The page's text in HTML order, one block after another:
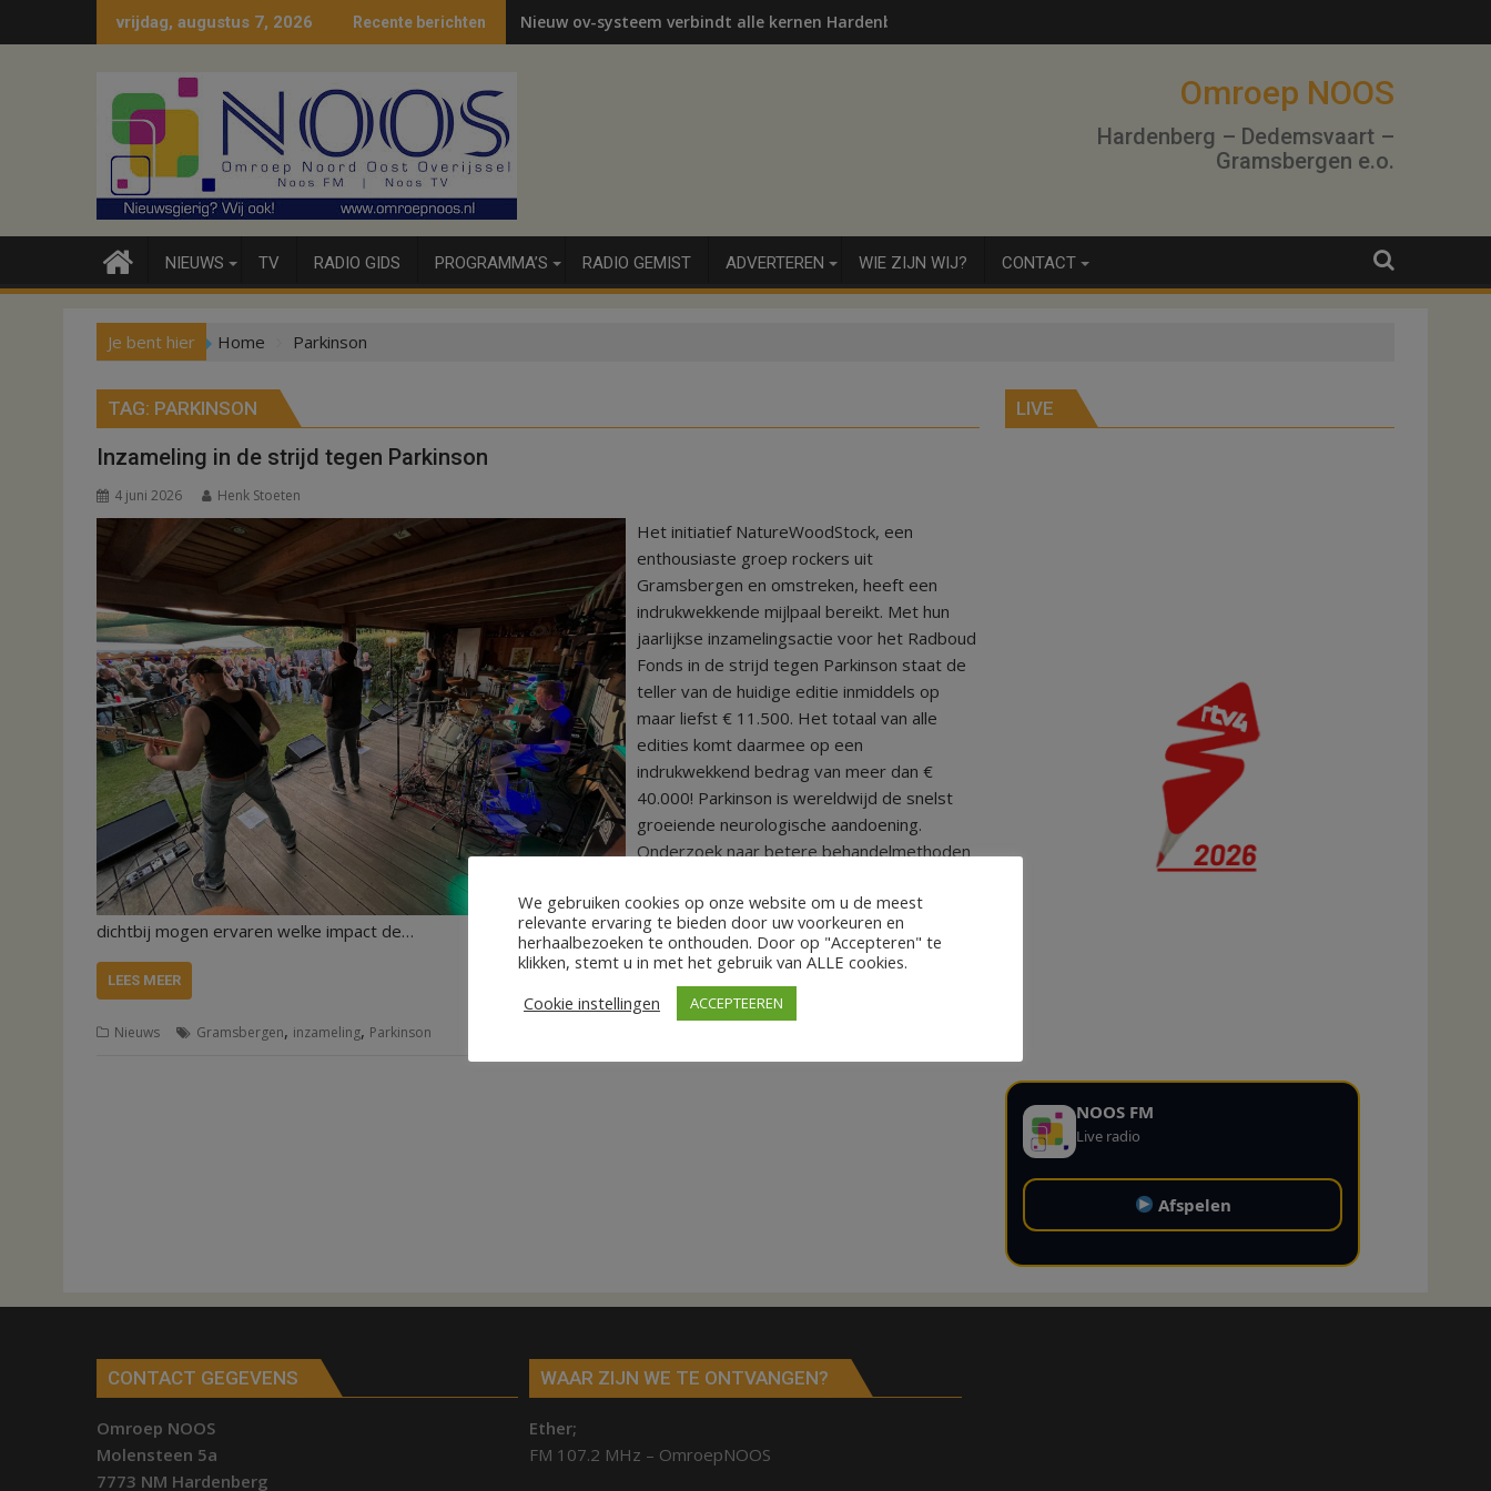
naar
vrijdag, augustus 7, 2026 Recente berichten Nieuw ov-systeem verbindt alle kernen Hardenberg
Omroep NOOS
Hardenberg – Dedemsvaart –
Gramsbergen e.o.
NIEUWS TV RADIO GIDS PROGRAMMA’S RADIO GEMIST ADVERTEREN WIE ZIJN WIJ? CONTACT
Je bent hier Home Parkinson
TAG: PARKINSON
Inzameling in de strijd tegen Parkinson
4 juni 2026 Henk Stoeten
Het initiatief NatureWoodStock, een
enthousiaste groep rockers uit
Gramsbergen en omstreken, heeft een
indrukwekkende mijlpaal bereikt. Met hun
jaarlijkse inzamelingsactie voor het Radboud
Fonds in de strijd tegen Parkinson staat de
teller van de huidige editie inmiddels op
maar liefst € 11.500. Het totaal van alle
edities komt daarmee op een
indrukwekkend bedrag van meer dan €
40.000! Parkinson is wereldwijd de snelst
groeiende neurologische aandoening.
Onderzoek naar betere behandelmethoden
urgenter dan ooit. De organisatie heeft van
dichtbij mogen ervaren welke impact de…
LEES MEER
Nieuws Gramsbergen, inzameling, Parkinson
LIVE
NOOS FM
Live radio
Afspelen
CONTACT GEGEVENS
Omroep NOOS
Molensteen 5a
7773 NM Hardenberg
WAAR ZIJN WE TE ONTVANGEN?
Ether;
FM 107.2 MHz – OmroepNOOS
We gebruiken cookies op onze website om u de meest
relevante ervaring te bieden door uw voorkeuren en
herhaalbezoeken te onthouden. Door op "Accepteren" te
klikken, stemt u in met het gebruik van ALLE cookies.
Cookie instellingen
ACCEPTEEREN